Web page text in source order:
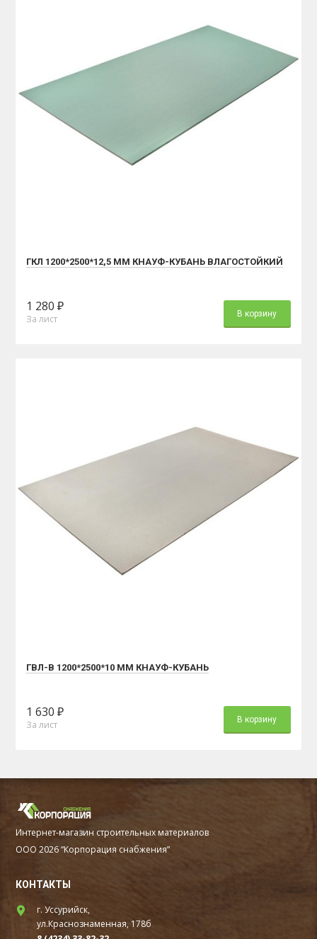
ГКЛ 1200*2500*12,5 ММ КНАУФ-КУБАНЬ ВЛАГОСТОЙКИЙ
1 280 ₽
За лист В корзину
ГВЛ-В 1200*2500*10 ММ КНАУФ-КУБАНЬ
1 630 ₽
За лист В корзину
Интернет-магазин строительных материалов
ООО 2026 “Корпорация снабжения”
КОНТАКТЫ
г. Уссурийск,
ул.Краснознаменная, 178б